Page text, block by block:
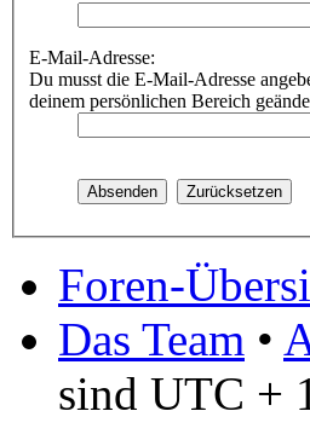
E-Mail-Adresse:
Du musst die E-Mail-Adresse
deinem persönlichen Bereich
Foren-
Das Team •
sind UTC +